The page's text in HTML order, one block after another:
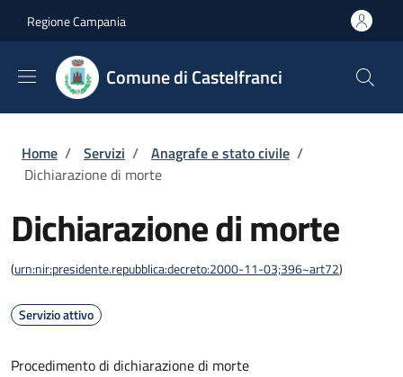
Regione Campania
Comune di Castelfranci
Briciole di pane
Home / Servizi / Anagrafe e stato civile /
Dichiarazione di morte
Dichiarazione di morte
(urn:nir:presidente.repubblica:decreto:2000-11-03;396~art72)
Servizio attivo
Procedimento di dichiarazione di morte